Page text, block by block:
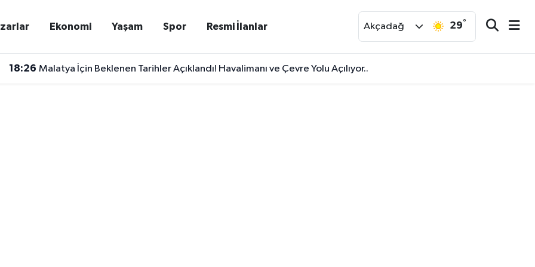
Ekonomi Yaşam Spor Resmi İlanlar Akçadağ 29°
18:26 Malatya İçin Beklenen Tarihler Açıklandı! Havalimanı ve Çevre Yolu Açılıyor..